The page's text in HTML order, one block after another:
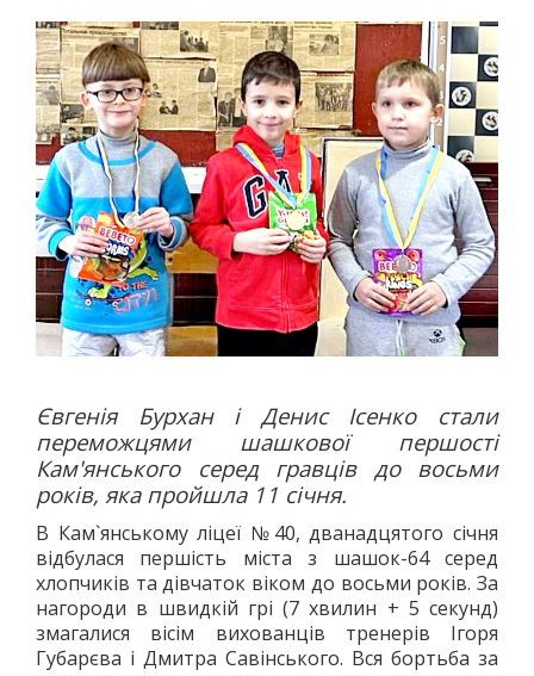
АВІАСПОРТ
ВЕЛОСПОРТ
СТРІЛЬБА КУЛЬОВА
СТРІЛЬБА З ЛУКА
ФЕХТУВАННЯ ІСТОРИЧНЕ
СУДНОМОДЕЛІЗМ
СИЛОВІ ВИДИ
ВАЖКА АТЛЕТИКА
ПАУЕРЛІФТИНГ
ГИРЬОВИЙ СПОРТ
ЄДИНОБОРСТВА
БОКС
КІКБОКСИНГ
ДЗЮДО
ВІЛЬНА БОРОТЬБА
КАРАТЕ
АЙКІДО
ФРІФАЙТ
ММА
Євгенія Бурхан і Денис Ісенко стали
переможцями шашкової першості
Кам'янського серед гравців до восьми
років, яка пройшла 11 січня.
В Кам`янському ліцеї №40, дванадцятого січня
відбулася першість міста з шашок-64 серед
хлопчиків та дівчаток віком до восьми років. За
нагороди в швидкій грі (7 хвилин + 5 секунд)
змагалися вісім вихованців тренерів Ігоря
Губарєва і Дмитра Савінського. Вся бортьба за